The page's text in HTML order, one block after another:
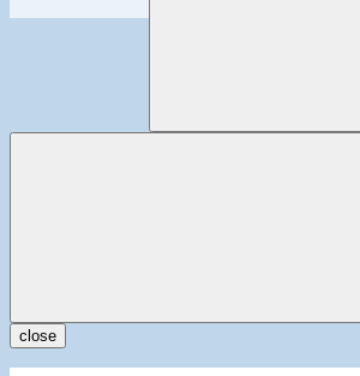
close